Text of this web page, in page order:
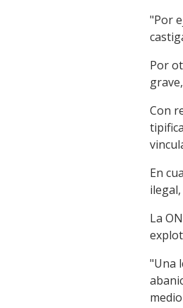
"Por
Por
Con
En
La
"Una